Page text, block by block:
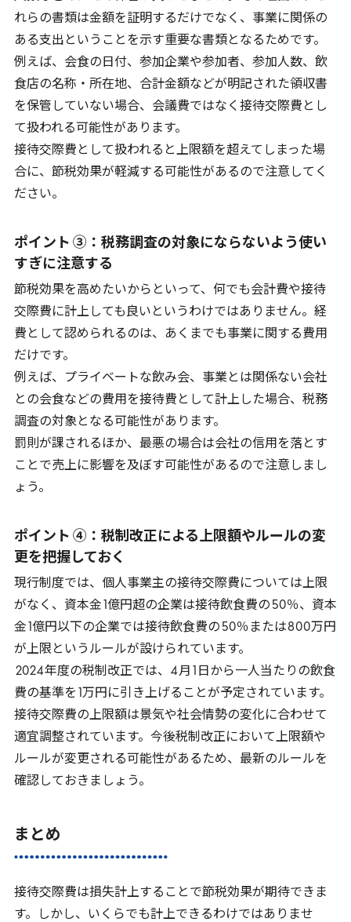
れらの書類は金額を証明するだけでなく、事業に関係の
ある支出ということを示す重要な書類となるためです。
例えば、会食の日付、参加企業や参加者、参加人数、飲
食店の名称・所在地、合計金額などが明記された領収書
を保管していない場合、会議費ではなく接待交際費とし
て扱われる可能性があります。
接待交際費として扱われると上限額を超えてしまった場
合に、節税効果が軽減する可能性があるので注意してく
ださい。
ポイント ③：税務調査の対象にならないよう使い
すぎに注意する
節税効果を高めたいからといって、何でも会計費や接待
交際費に計上しても良いというわけではありません。経
費として認められるのは、あくまでも事業に関する費用
だけです。
例えば、プライベートな飲み会、事業とは関係ない会社
との会食などの費用を接待費として計上した場合、税務
調査の対象となる可能性があります。
罰則が課されるほか、最悪の場合は会社の信用を落とす
ことで売上に影響を及ぼす可能性があるので注意しまし
ょう。
ポイント ④：税制改正による上限額やルールの変
更を把握しておく
現行制度では、個人事業主の接待交際費については上限
がなく、資本金 1億円超の企業は接待飲食費の 50％、資本
金 1億円以下の企業では接待飲食費の 50％または800万円
が上限というルールが設けられています。
2024年度の税制改正では、 4月
日から一人当たりの飲食
費の基準を
万円に引き上げることが予定されています。
接待交際費の上限額は景気や社会情勢の変化に合わせて
適宜調整されています。今後税制改正において上限額や
ルールが変更される可能性があるため、最新のルールを
確認しておきましょう。
まとめ
接待交際費は損失計上することで節税効果が期待できま
す。しかし、いくらでも計上できるわけではありませ